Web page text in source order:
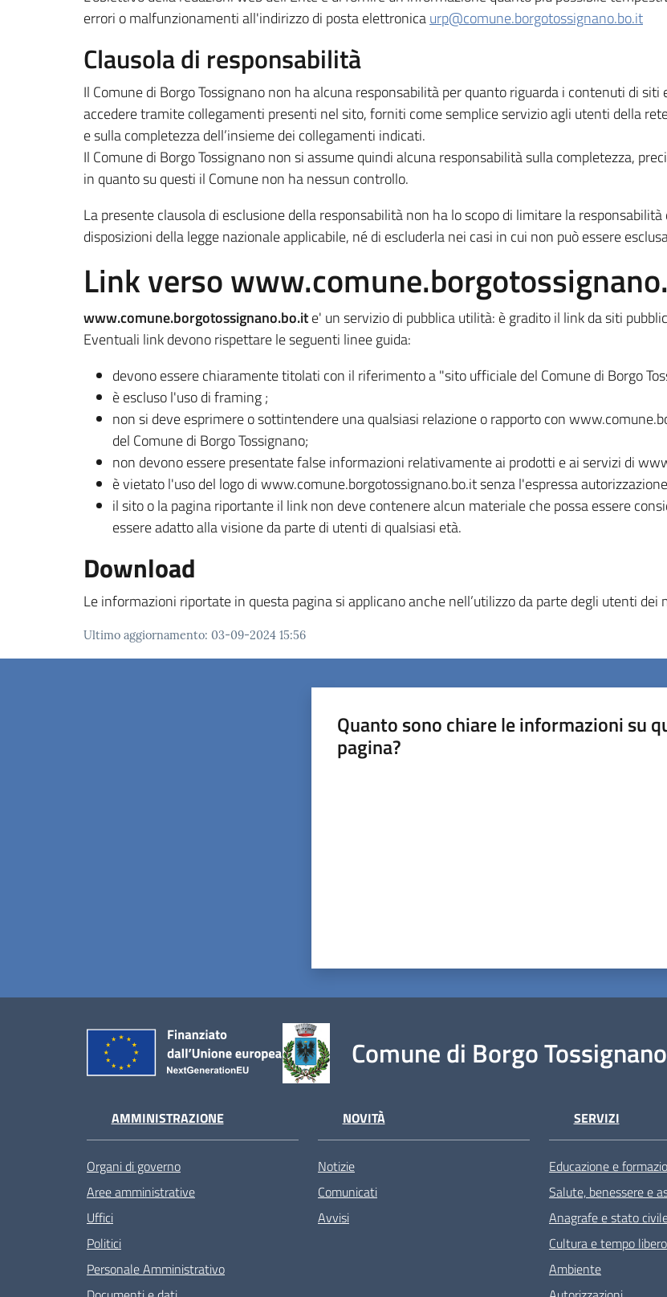
errori o malfunzionamenti all'indirizzo di posta elettronicaurp@comune.borgotossignano.bo.it
Clausola di responsabilità
Il Comune di Borgo Tossignano non ha alcuna responsabilità per quanto riguarda i contenuti di
accedere tramite collegamenti presenti nel sito, forniti come semplice servizio agli utenti della
e sulla completezza dell’insieme dei collegamenti indicati.
Il Comune di Borgo Tossignano non si assume quindi alcuna responsabilità sulla completezza,
in quanto su questi il Comune non ha nessun controllo.
La presente clausola di esclusione della responsabilità non ha lo scopo di limitare la
disposizioni della legge nazionale applicabile, né di escluderla nei casi in cui non può essere
Link verso
www.comune.borgotossignano.bo.ite' un servizio di pubblica utilità: è gradito il link da siti
Eventuali link devono rispettare le seguenti linee guida:
devono essere chiaramente titolati con il riferimento a "sito ufficiale del Comune di Borgo
è escluso l'uso di framing ;
non si deve esprimere o sottintendere una qualsiasi relazione o rapporto con
del Comune di Borgo Tossignano;
non devono essere presentate false informazioni relativamente ai prodotti e ai servizi di
è vietato l'uso del logo di www.comune.borgotossignano.bo.it senza l'espressa
il sito o la pagina riportante il link non deve contenere alcun materiale che possa essere
essere adatto alla visione da parte di utenti di qualsiasi età.
Download
Le informazioni riportate in questa pagina si applicano anche nell’utilizzo da parte degli utenti dei
Ultimo aggiornamento: 03-09-2024 15:56
Quanto sono chiare le informazioni su
pagina?
Comune di Borgo Tossignano
AMMINISTRAZIONE
Organi di governo
Aree amministrative
Uffici
Politici
Personale Amministrativo
NOVITÀ
Notizie
Comunicati
Avvisi
SERVIZI
Educazione e
Salute, benessere e
Anagrafe e stato
Cultura e tempo libero
Ambiente